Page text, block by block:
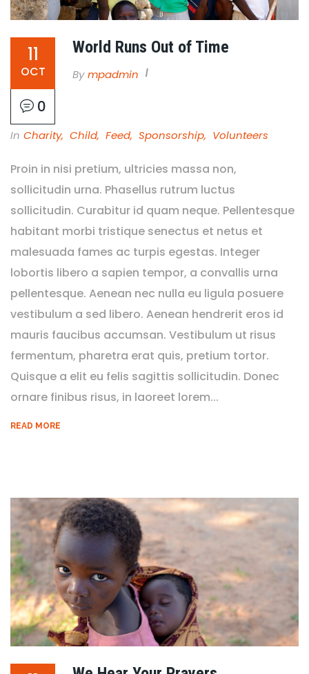
11
OCT
0
World Runs Out of Time
By Mpadmin
In Charity, Child, Feed, Sponsorship, Volunteers
Proin in nisi pretium, ultricies massa non,
sollicitudin urna. Phasellus rutrum luctus
sollicitudin. Curabitur id quam neque. Pellentesque
habitant morbi tristique senectus et netus et
malesuada fames ac turpis egestas. Integer
lobortis libero a sapien tempor, a convallis urna
pellentesque. Aenean nec nulla eu ligula posuere
vestibulum a sed libero. Aenean hendrerit eros id
mauris faucibus accumsan. Vestibulum ut risus
fermentum, pharetra erat quis, pretium tortor.
Quisque a elit eu felis sagittis sollicitudin. Donec
ornare finibus risus, in laoreet lorem...
READ MORE